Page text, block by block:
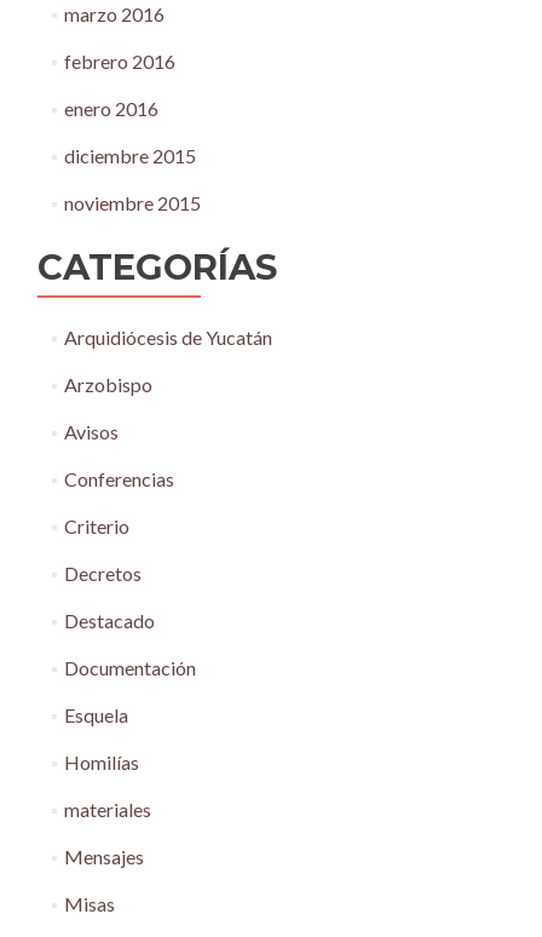
marzo 2016
febrero 2016
enero 2016
diciembre 2015
noviembre 2015
CATEGORÍAS
Arquidiócesis de Yucatán
Arzobispo
Avisos
Conferencias
Criterio
Decretos
Destacado
Documentación
Esquela
Homilías
materiales
Mensajes
Misas